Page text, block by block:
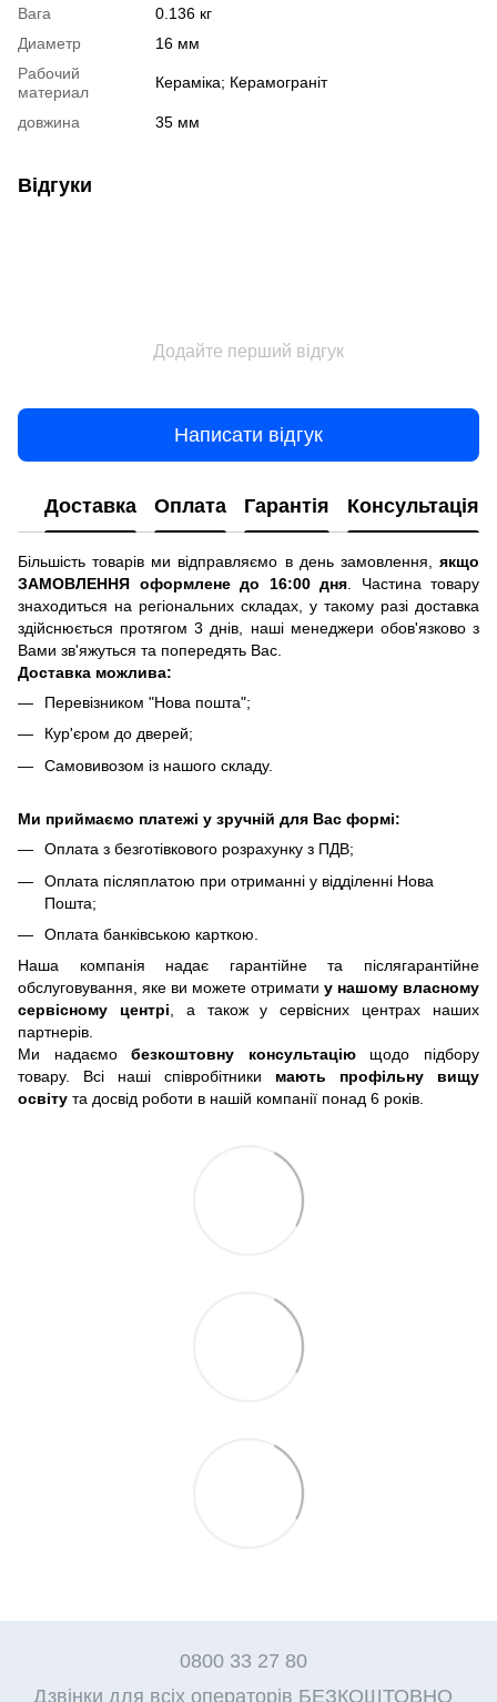
Вага
0.136 кг
Диаметр
16 мм
Рабочий
материал
Кераміка; Керамограніт
довжина 35 мм
Відгуки
Додайте перший відгук
Написати відгук
Доставка Оплата Гарантія Консультація
Більшість товарів ми відправляємо в день замовлення, якщо
ЗАМОВЛЕННЯ оформлене до 16:00 дня . Частина товару
знаходиться на регіональних складах, у такому разі доставка
здійснюється протягом 3 днів, наші менеджери обов'язково з
Вами зв'яжуться та попередять Вас.
Доставка можлива:
Перевізником "Нова пошта";
Кур'єром до дверей;
Самовивозом із нашого складу.
Ми приймаємо платежі у зручній для Вас формі:
Оплата з безготівкового розрахунку з ПДВ;
Оплата післяплатою при отриманні у відділенні Нова
Пошта;
Оплата банківською карткою.
Наша компанія надає гарантійне та післягарантійне
обслуговування, яке ви можете отримати у нашому власному
сервісному центрі, а також у сервісних центрах наших
партнерів.
Ми надаємобезкоштовну консультаціющодо підбору
товару. Всі наші співробітники мають профільну вищу
освіту та досвід роботи в нашій компанії понад 6 років.
0800 33 27 80
Дзвінки для всіх операторів БЕЗКОШТОВНО